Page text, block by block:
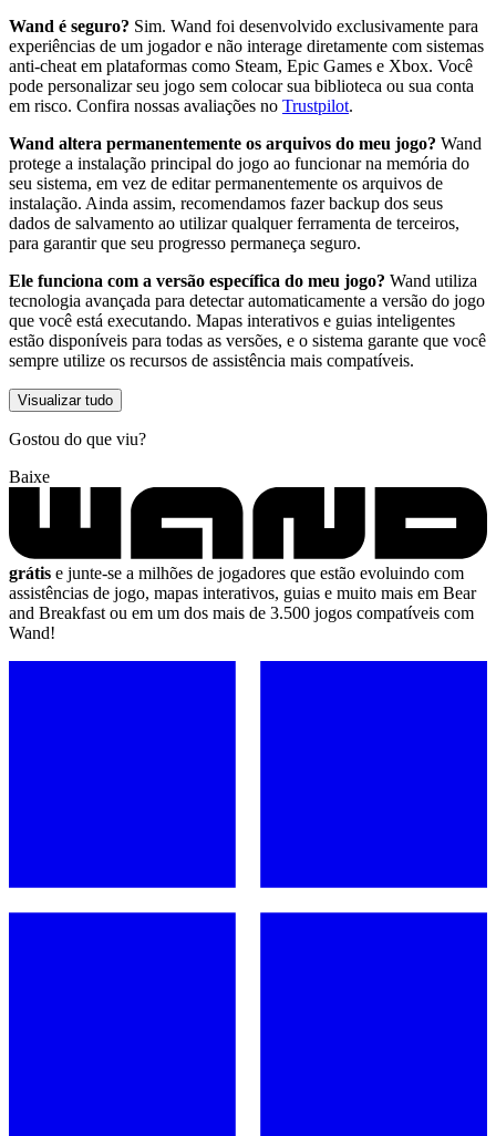
Wand é seguro? Sim. Wand foi desenvolvido exclusivamente para
experiências de um jogador e não interage diretamente com sistemas
anti-cheat em plataformas como Steam, Epic Games e Xbox. Você
pode personalizar seu jogo sem colocar sua biblioteca ou sua conta
em risco. Confira nossas avaliações no Trustpilot.
Wand altera permanentemente os arquivos do meu jogo? Wand
protege a instalação principal do jogo ao funcionar na memória do
seu sistema, em vez de editar permanentemente os arquivos de
instalação. Ainda assim, recomendamos fazer backup dos seus
dados de salvamento ao utilizar qualquer ferramenta de terceiros,
para garantir que seu progresso permaneça seguro.
Ele funciona com a versão específica do meu jogo? Wand utiliza
tecnologia avançada para detectar automaticamente a versão do jogo
que você está executando. Mapas interativos e guias inteligentes
estão disponíveis para todas as versões, e o sistema garante que você
sempre utilize os recursos de assistência mais compatíveis.
Visualizar tudo
Gostou do que viu?
Baixe
grátis e junte-se a milhões de jogadores que estão evoluindo com
assistências de jogo, mapas interativos, guias e muito mais em Bear
and Breakfast ou em um dos mais de 3.500 jogos compatíveis com
Wand!